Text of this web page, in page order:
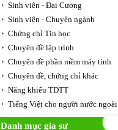
Sinh viên - Đại Cương
Sinh viên - Chuyên ngành
Chứng chỉ Tin học
Chuyên đề lập trình
Chuyên đề phần mềm máy tính
Chuyên đề, chứng chỉ khác
Năng khiếu TDTT
Tiếng Việt cho người nước ngoài
Danh mục gia sư